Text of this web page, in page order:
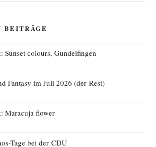
BEITRÄGE
Sunset colours, Gundelfingen
Fantasy im Juli 2026 (der Rest)
Maracuja flower
Tage bei der CDU